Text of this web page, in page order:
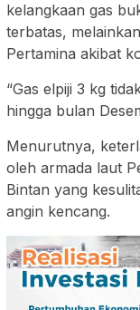
kelangkaan gas
terbatas,
Pertamina akibat
“Gas elpiji 3 kg
hingga bulan
Menurutnya,
oleh armada laut
Bintan yang
angin kencang.